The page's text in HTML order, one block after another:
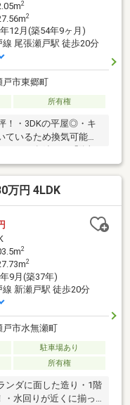
2
2
12月(築54年9ヶ月)
尾張瀬戸駅 徒歩20分
戸市東郷町
所有権
！・3DKの平屋◎・キ
ているため換気可能
！・陽当たりや通風を
自然豊かなエリア
万円 4LDK
2
2
9月(築37年)
新瀬戸駅 徒歩20分
戸市水無瀬町
駐車場あり
所有権
ダに面した造り・1階
水回りが近くに揃っ